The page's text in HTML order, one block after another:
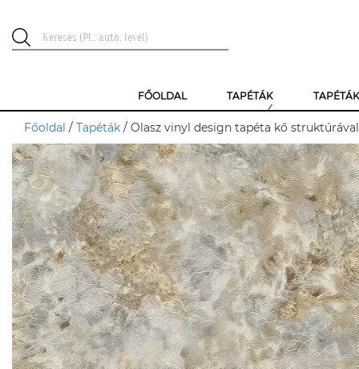
FŐOLDAL TAPÉTÁK
Főoldal / Tapéták / Olasz vinyl design tapéta kő struktúrával